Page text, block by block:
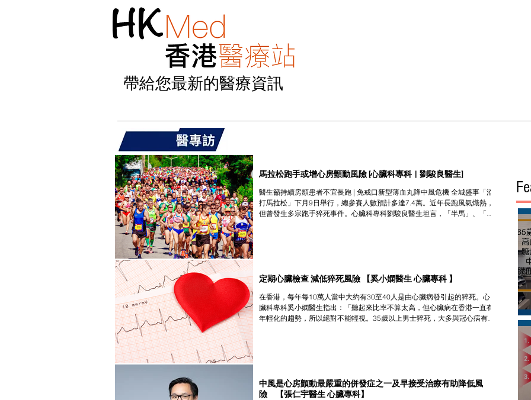
帶給您最新的醫療資訊
馬拉松跑手或增心房顫動風險 [心臟科專科 | 劉駿良醫生]
醫生籲持續房顫患者不宜長跑 | 免戒口新型薄血丸降中風危機 全城盛事「渣
打馬拉松」下月9日舉行，總參賽人數預計多達7.4萬。近年長跑風氣熾熱，
但曾發生多宗跑手猝死事件。心臟科專科劉駿良醫生坦言，「半馬」、「全
定期心臟檢查 減低猝死風險 【奚小嫻醫生 心臟專科 】
在香港，每年每10萬人當中大約有30至40人是由心臟病發引起的猝死。心
臟科專科奚小嫻醫生指出：「聽起來比率不算太高，但心臟病在香港一直有
年輕化的趨勢，所以絕對不能輕視。35歲以上男士猝死，大多與冠心病有
中風是心房顫動最嚴重的併發症之一及早接受治療有助降低風
險 【張仁宇醫生 心臟專科】